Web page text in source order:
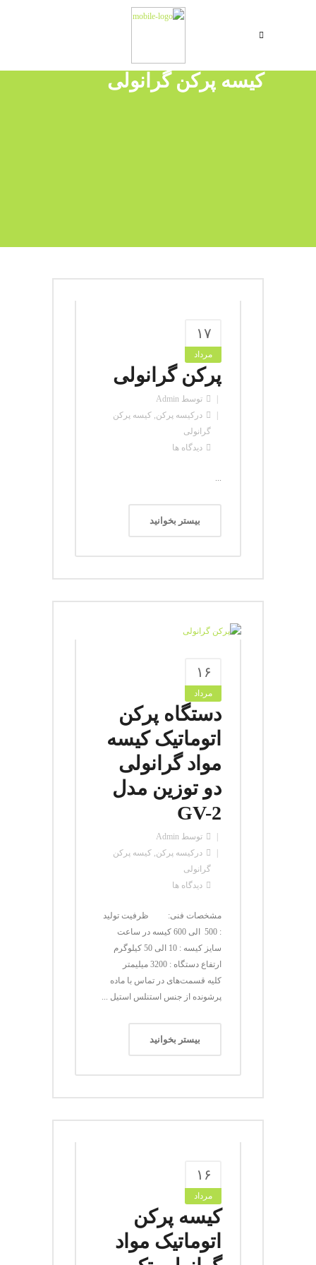
کیسه پرکن گرانولی
۱۷
مرداد
پرکن گرانولی
توسط Admin
در کیسه پرکن, کیسه پرکن
گرانولی
دیدگاه ها
...
بیستر بخوانید
۱۶
مرداد
دستگاه پرکن
اتوماتیک کیسه
مواد گرانولی
دو توزین مدل
GV-2
توسط Admin
در کیسه پرکن, کیسه پرکن
گرانولی
دیدگاه ها
مشخصات فنی: ظرفیت تولید
: 500 الی 600 کیسه در ساعت
سایز کیسه : 10 الی 50 کیلوگرم
ارتفاع دستگاه : 3200 میلیمتر
کلیه قسمت‌های در تماس با ماده
پرشونده از جنس استنلس استیل ...
بیستر بخوانید
۱۶
مرداد
کیسه پرکن
اتوماتیک مواد